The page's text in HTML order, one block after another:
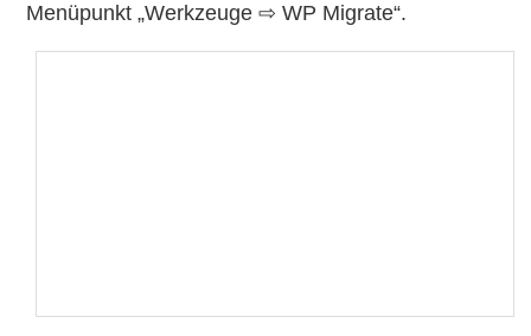
Menüpunkt „Werkzeuge ⇨ WP Migrate“.